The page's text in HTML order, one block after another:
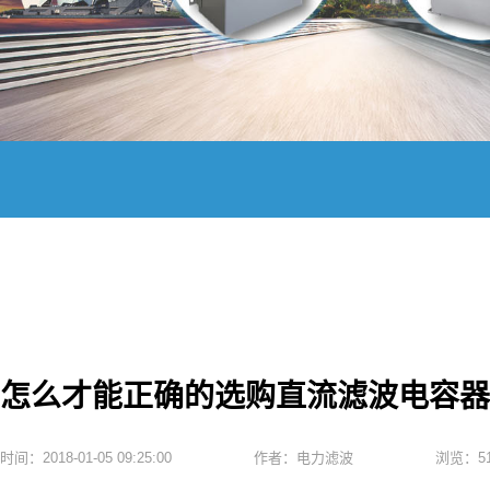
怎么才能正确的选购直流滤波电容器
时间：2018-01-05 09:25:00 作者：电力滤波 浏览：